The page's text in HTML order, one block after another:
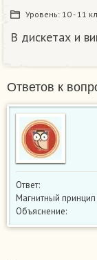
Уровень: 10 - 11
В дискетах и
Ответов к
Ответ:
Магнитный
Объяснение: